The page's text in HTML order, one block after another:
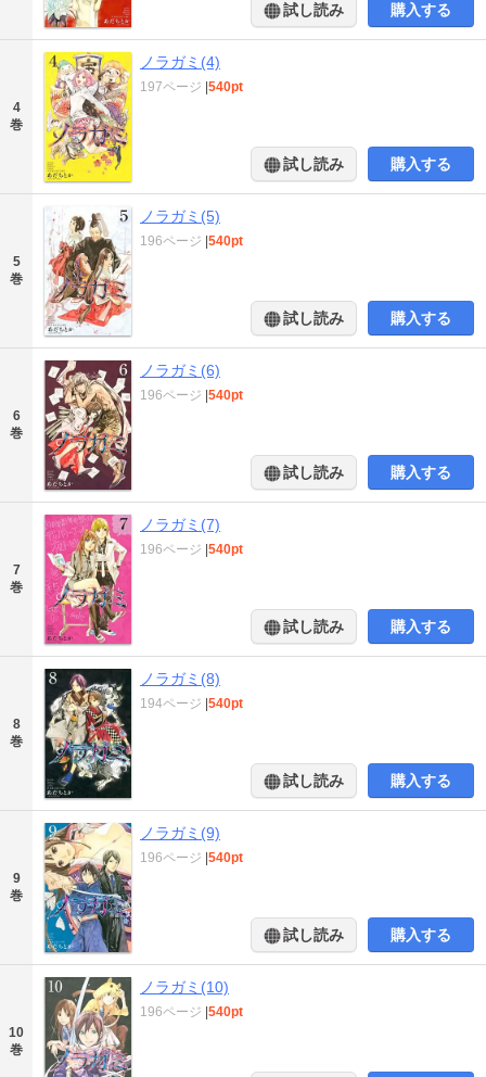
試し読み 購入する
4
巻
ノラガミ(4)
197ページ 540pt
試し読み 購入する
5
巻
ノラガミ(5)
196ページ 540pt
試し読み 購入する
6
巻
ノラガミ(6)
196ページ 540pt
試し読み 購入する
7
巻
ノラガミ(7)
196ページ 540pt
試し読み 購入する
8
巻
ノラガミ(8)
194ページ 540pt
試し読み 購入する
9
巻
ノラガミ(9)
196ページ 540pt
試し読み 購入する
10
巻
ノラガミ(10)
196ページ 540pt